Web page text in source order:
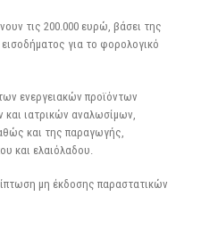
τις 200.000 ευρώ, βάσει της
για το φορολογικό
ενεργειακών προϊόντων
ιατρικών αναλωσίμων,
και της παραγωγής,
και ελαιόλαδου.
μη έκδοσης παραστατικών